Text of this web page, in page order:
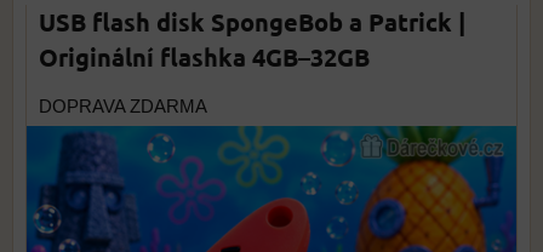
USB flash disk SpongeBob a Patrick |
Originální flashka 4GB–32GB
DOPRAVA ZDARMA